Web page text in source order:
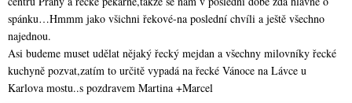
spánku…Hmmm jako všichni řekové-na poslední chvíli a ještě všechno
najednou.
Asi budeme muset udělat nějaký řecký mejdan a všechny milovníky řecké
kuchyně pozvat,zatím to určitě vypadá na řecké Vánoce na Lávce u
Karlova mostu..s pozdravem Martina +Marcel